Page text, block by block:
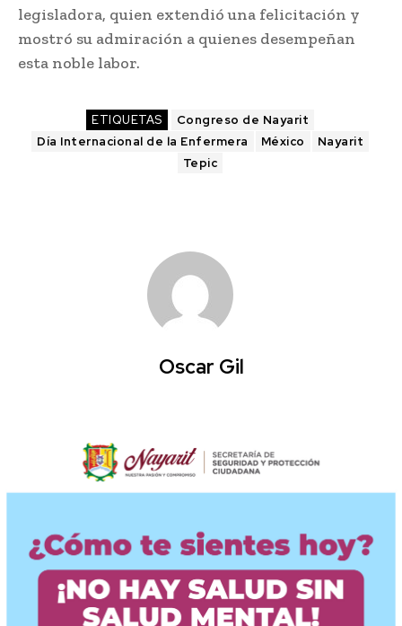
legisladora, quien extendió una felicitación y
mostró su admiración a quienes desempeñan
esta noble labor.
ETIQUETAS
Congreso de Nayarit
Día Internacional de la Enfermera
México
Nayarit
Tepic
Oscar Gil